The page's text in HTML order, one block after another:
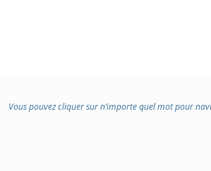
Vous pouvez cliquer sur n’importe quel mot pour